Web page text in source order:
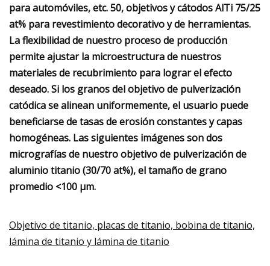
para automóviles, etc. 50, objetivos y cátodos AlTi 75/25
at% para revestimiento decorativo y de herramientas.
La flexibilidad de nuestro proceso de producción
permite ajustar la microestructura de nuestros
materiales de recubrimiento para lograr el efecto
deseado. Si los granos del objetivo de pulverización
catódica se alinean uniformemente, el usuario puede
beneficiarse de tasas de erosión constantes y capas
homogéneas. Las siguientes imágenes son dos
micrografías de nuestro objetivo de pulverización de
aluminio titanio (30/70 at%), el tamaño de grano
promedio <100 μm.
Objetivo de titanio, placas de titanio, bobina de titanio,
lámina de titanio y lámina de titanio